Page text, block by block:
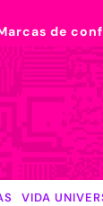
de
VIDA